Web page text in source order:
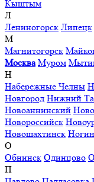
Кыштым
Л
Лениногорск Липецк
М
Магнитогорск
Москва Муром
Н
Набережные Челны
Новгород Нижний
Новоаннинский
Новороссийск
Новошахтинск
О
Обнинск Одинцово
П